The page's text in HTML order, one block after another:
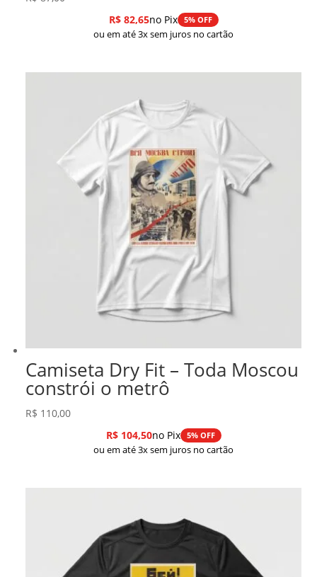
R$82,65no Pix 5% OFF
ou em até 3x sem juros no cartão
Camiseta Dry Fit – Toda Moscou
constrói o metrô
R$ 110,00
R$104,50no Pix 5% OFF
ou em até 3x sem juros no cartão